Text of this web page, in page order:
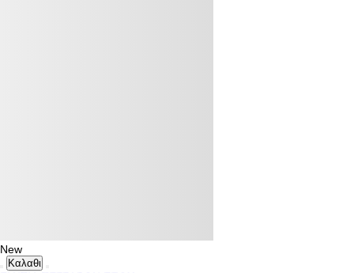
New
Καλαθι